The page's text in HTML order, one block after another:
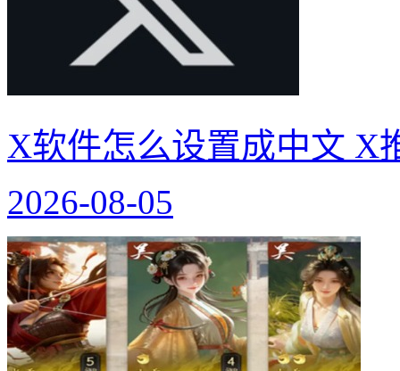
X软件怎么设置成中文 X
2026-08-05